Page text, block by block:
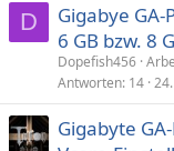
D
Gigabye
6 GB bzw. 8
Dopefish456
Antworten 14
Gigabyte